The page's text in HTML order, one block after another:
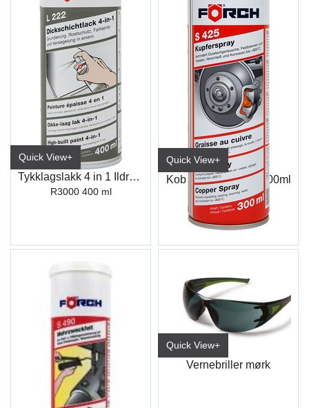
Quick View+
Tykklagslakk 4 in 1 Ildrød L222
R3000 400 ml
Quick View+
Kobberspray S425 300ml
6516 5000
Quick View+
Vernebriller mørk